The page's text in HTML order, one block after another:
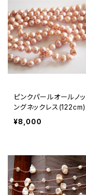
ピンクパールオールノ
ングネックレス
1]
¥8,000